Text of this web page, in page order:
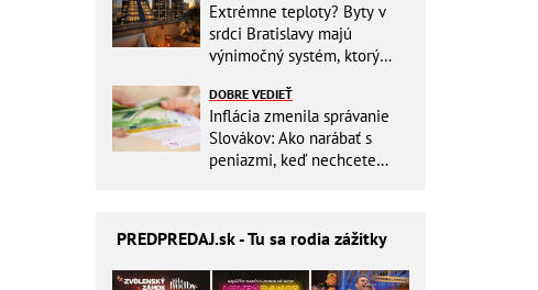
Extrémne teploty? Byty v
srdci Bratislavy majú
výnimočný systém, ktorý
DOBRE VEDIEŤ
Inflácia zmenila správanie
Slovákov: Ako narábať s
peniazmi, keď nechcete
PREDPREDAJ.sk - Tu sa rodia zážitky